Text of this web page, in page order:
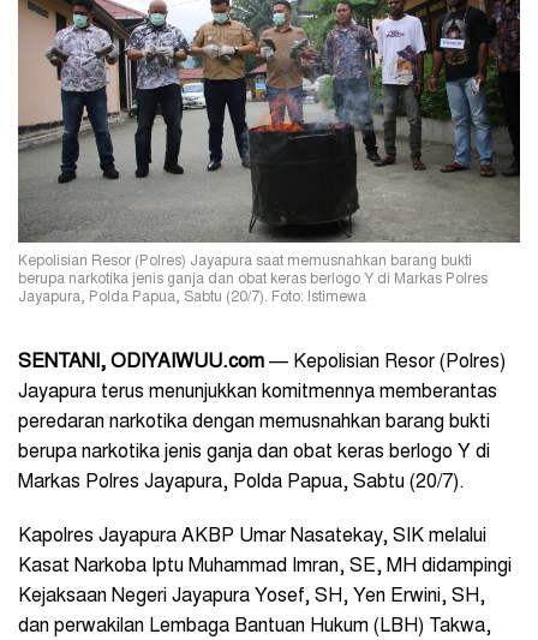
Kepolisian Resor (Polres) Jayapura saat memusnahkan barang bukti
berupa narkotika jenis ganja dan obat keras berlogo Y di Markas Polres
Jayapura, Polda Papua, Sabtu (20/7). Foto: Istimewa
SENTANI, ODIYAIWUU.com — Kepolisian Resor (Polres)
Jayapura terus menunjukkan komitmennya memberantas
peredaran narkotika dengan memusnahkan barang bukti
berupa narkotika jenis ganja dan obat keras berlogo Y di
Markas Polres Jayapura, Polda Papua, Sabtu (20/7).
Kapolres Jayapura AKBP Umar Nasatekay, SIK melalui
Kasat Narkoba Iptu Muhammad Imran, SE, MH didampingi
Kejaksaan Negeri Jayapura Yosef, SH, Yen Erwini, SH,
dan perwakilan Lembaga Bantuan Hukum (LBH) Takwa,